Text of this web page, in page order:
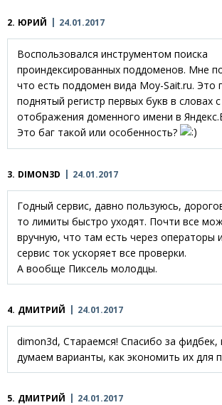
2. ЮРИЙ 24.01.2017
Воспользовался инструментом поиска
проиндексированных поддоменов. Мне
что есть поддомен вида Moy-Sait.ru. Это
поднятый регистр первых букв в словах
отображения доменного имени в
Это баг такой или особенность?
3. DIMON3D 24.01.2017
Годный сервис, давно пользуюсь,
то лимиты быстро уходят. Почти все
вручную, что там есть через операторы
сервис ток ускоряет все проверки.
А вообще Пиксель молодцы.
4. ДМИТРИЙ 24.01.2017
dimon3d, Стараемся! Спасибо за
думаем варианты, как экономить их для
5. ДМИТРИЙ 24.01.2017